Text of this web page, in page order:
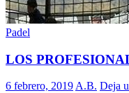
Padel
LOS
6 febrero, 2019 A.B. Deja